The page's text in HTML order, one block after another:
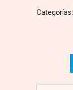
Categorías: